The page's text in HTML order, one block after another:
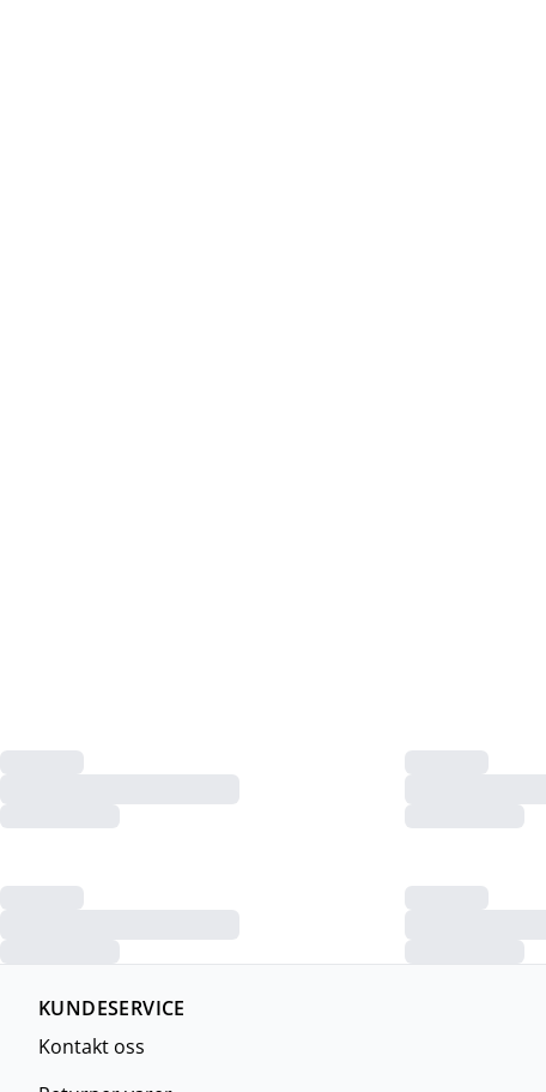
KUNDESERVICE
Kontakt oss